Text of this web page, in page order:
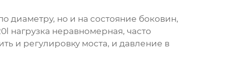
диаметру, но и на состояние боковин,
нагрузка неравномерная, часто
и регулировку моста, и давление в